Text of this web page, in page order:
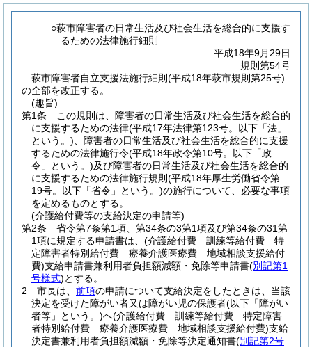
○萩市障害者の日常生活及び社会生活を総合的に支援す
るための法律施行細則
平成18年9月29日
規則第54号
萩市障害者自立支援法施行細則(平成18年萩市規則第25号)
の全部を改正する。
(趣旨)
第1条
この規則は、障害者の日常生活及び社会生活を総合的
に支援するための法律(平成17年法律第123号。以下「法」
という。) 、障害者の日常生活及び社会生活を総合的に支援
するための法律施行令(平成18年政令第10号。以下「政
令」という。)及び障害者の日常生活及び社会生活を総合的
に支援するための法律施行規則 (平成18年厚生労働省令第
19号。以下「省令」という。)の施行について、必要な事項
を定めるものとする。
(介護給付費等の支給決定の申請等)
第2条
省令第7条第1項、第34条の3第1項及び第34条の31第
1項に規定する申請書は、 (介護給付費 訓練等給付費 特
定障害者特別給付費 療養介護医療費 地域相談支援給付
費)支給申請書兼利用者負担額減額・免除等申請書(別記第1
号様式)とする。
2
市長は、 前項の申請について支給決定をしたときは、当該
決定を受けた障がい者又は障がい児の保護者(以下「障がい
者等」という。)へ(介護給付費 訓練等給付費 特定障害
者特別給付費 療養介護医療費 地域相談支援給付費)支給
決定書兼利用者負担額減額・免除等決定通知書(別記第2号